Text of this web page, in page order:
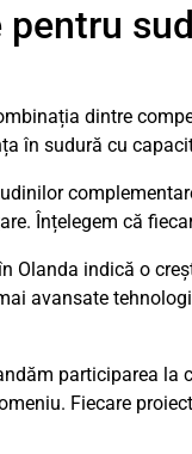
dintre
în sudură cu
Înțelegem că
Olanda indică o
avansate
participarea
Fiecare